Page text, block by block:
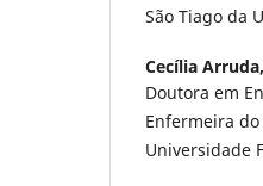
São Tiago da
Cecília Arruda,
Doutora em
Enfermeira
Universidade